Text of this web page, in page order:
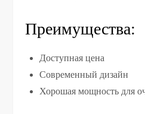
Преимущества:
Доступная цена
Современный дизайн
Хорошая мощность для